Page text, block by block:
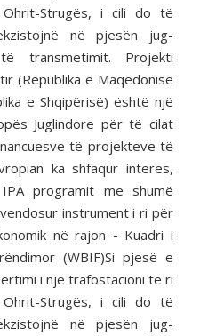
Strugës, i cili do të
në pjesën jug-
transmetimit. Projekti
(Republika e Maqedonisë
e Shqipërisë) është një
Juglindore për të cilat
të projekteve të
ka shfaqur interes,
programit me shumë
instrument i ri për
në rajon - Kuadri i
(WBIF)Si pjesë e
i një trafostacioni të ri
Strugës, i cili do të
në pjesën jug-